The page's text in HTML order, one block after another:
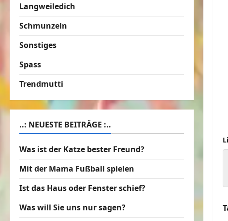
Langweiledich
Schmunzeln
Sonstiges
Spass
Trendmutti
..: NEUESTE BEITRÄGE :..
Was ist der Katze bester Freund?
Mit der Mama Fußball spielen
Ist das Haus oder Fenster schief?
Was will Sie uns nur sagen?